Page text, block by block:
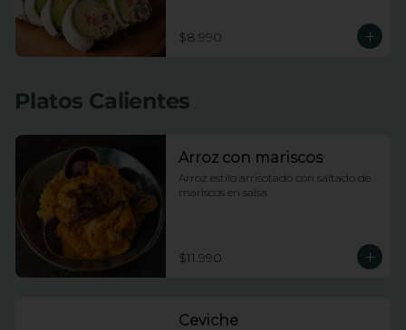
$8.990
Platos Calientes
Arroz con mariscos
Arroz estilo arrisotado con saltado de
mariscos en salsa
$11.990
Ceviche